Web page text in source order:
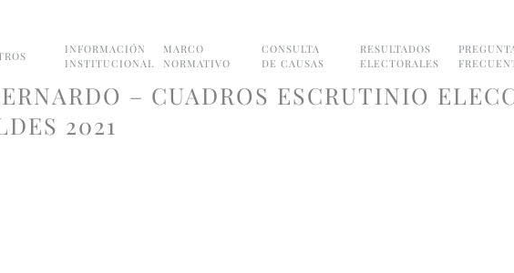
INFORMACIÓN
INSTITUCIONAL
MARCO
NORMATIVO
CONSULTA
DE CAUSAS
RESULTADOS
ELECTORALES
– CUADROS ESCRUTINIO
2021